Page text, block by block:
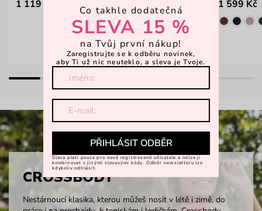
1 119 Kč 1 399 Kč 1 599 Kč
CROSSBODY
Nestárnoucí klasika, kterou můžeš nosit v létě i zimě, do
Co takhle dodatečná
SLEVA 15 %
na Tvůj první nákup!
Zaregistrujte se k odběru novinek,
aby Ti už nic neuteklo, a sleva je Tvoje.
PŘIHLÁSIT ODBĚR
Sleva platí pouze pro nově registrované uživatele a nelze ji
kombinovat s jinými slevovými kódy. Odběr newsletteru lze
kdykoliv odhlásit.